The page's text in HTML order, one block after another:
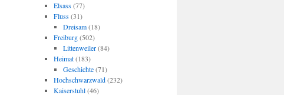
Elsass(77)
Fluss(31)
Dreisam(18)
Freiburg(502)
Littenweiler(84)
Heimat(183)
Geschichte(71)
Hochschwarzwald(232)
Kaiserstuhl(46)